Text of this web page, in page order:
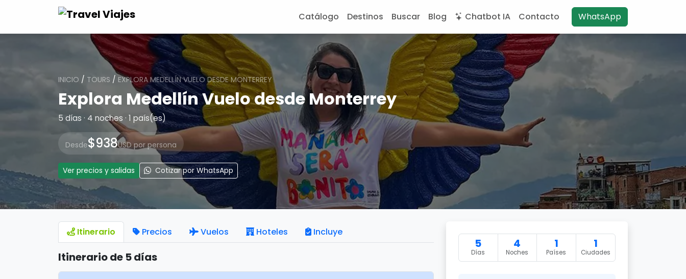
Catálogo Destinos Buscar Blog Chatbot IA Contacto WhatsApp
INICIO / TOURS / EXPLORA MEDELLÍN VUELO DESDE MONTERREY
Explora Medellín Vuelo desde Monterrey
5 días · 4 noches · 1 país(es)
Desde$938USD por persona
Ver precios y salidas Cotizar por WhatsApp
Itinerario Precios Vuelos Hoteles Incluye
Itinerario de 5 días
5
Días
4
Noches
1
Países
1
Ciudades